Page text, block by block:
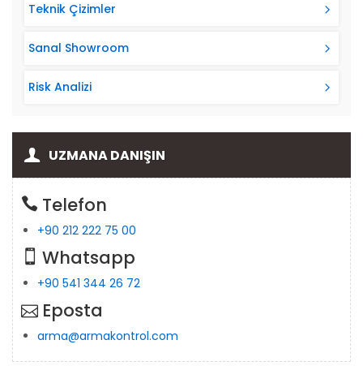
Teknik Çizimler
Sanal Showroom
Risk Analizi
UZMANA DANIŞIN
Telefon
+90 212 222 75 00
Whatsapp
+90 541 344 26 72
Eposta
arma@armakontrol.com